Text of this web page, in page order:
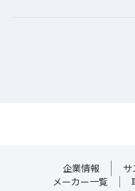
・ディスプレイヘッドア
・堅牢ディスプレイ
企業情報 サ
メーカー一覧